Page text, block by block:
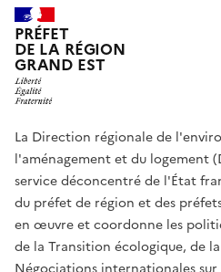
PRÉFET
DE LA RÉGION
GRAND EST
La Direction régionale de
l'aménagement et du logement
service déconcentré de l'État
du préfet de région et des
en œuvre et coordonne les
de la Transition écologique, de